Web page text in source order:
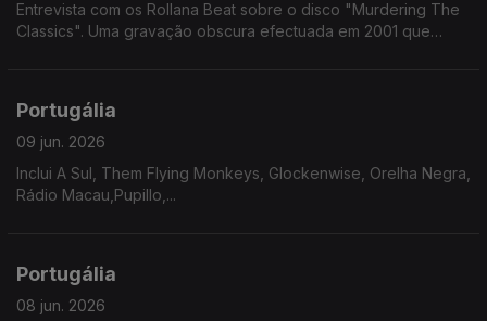
Entrevista com os Rollana Beat sobre o disco "Murdering The
Classics". Uma gravação obscura efectuada em 2001 que
Portugália
09 jun. 2026
Inclui A Sul, Them Flying Monkeys, Glockenwise, Orelha Negra,
Rádio Macau,Pupillo,...
Portugália
08 jun. 2026